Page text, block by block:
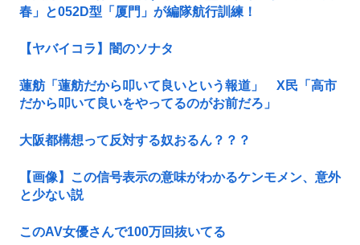
春」と052D型「厦門」が編隊航行訓練！
【ヤバイコラ】闇のソナタ
蓮舫「蓮舫だから叩いて良いという報道」 X民「高市
だから叩いて良いをやってるのがお前だろ」
大阪都構想って反対する奴おるん？？？
【画像】この信号表示の意味がわかるケンモメン、意外
と少ない説
このAV女優さんで100万回抜いてる